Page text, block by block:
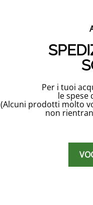
Per i tuoi
le spese
(Alcuni prodotti molto
non